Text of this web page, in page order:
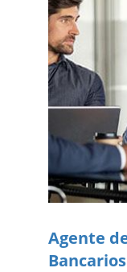
Agente
Bancarios